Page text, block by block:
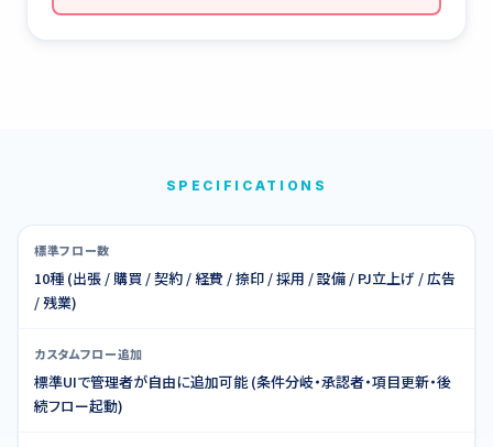
SPECIFICATIONS
標準フロー数
10種 (出張 / 購買 / 契約 / 経費 / 捺印 / 採用 / 設備 / PJ立上げ / 広告
/ 残業)
カスタムフロー追加
標準UIで管理者が自由に追加可能 (条件分岐・承認者・項目更新・後
続フロー起動)